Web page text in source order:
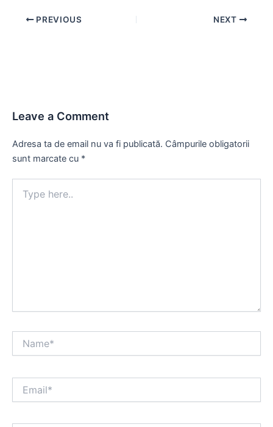
Post PREVIOUS NEXT
Leave a Comment
Adresa ta de email nu va fi publicată. Câmpurile obligatorii
sunt marcate cu *
here..